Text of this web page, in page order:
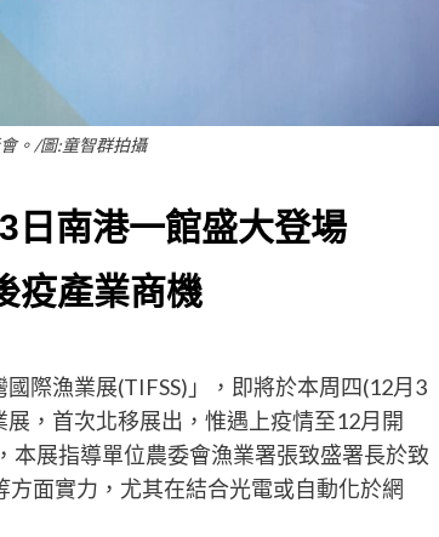
。/圖:童智群拍攝
日南港一館盛大登場
疫產業商機
際漁業展(TIFSS)」，即將於本周四(12月3
，首次北移展出，惟遇上疫情至12月開
本展指導單位農委會漁業署張致盛署長於致
面實力，尤其在結合光電或自動化於網